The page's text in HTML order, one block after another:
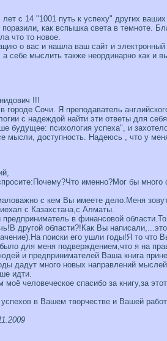
с 14 "1001 путь к успеху" других
как вспышка света в темноте.
что то новое.
о вас и нашла ваш сайт и электронный
себе мыслить также неординарно как и
!!!
городе Сочи. Я преподаватель
с надеждой найти эти ответы для себя.
будущее: психология успеха", и
мысли, доступность. Надеюсь , что у
именно?Мог бы много
с кем Вы имеете дело.Меня
с Казахстана,с Алматы.
в финансовой
другой области?!Как Вы
поиски его ушли годы!Я то что
для меня подверждением,что я на
и предпринимателей Ваша книга
дадут много новых направлений
идти.
человеческое спасибо за книгу,за
в Вашем творчестве и Вашей